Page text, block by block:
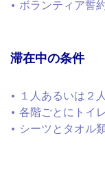
• ボランティア誓
滞在中の条件
• １人あるいは２
• 各階ごとにトイ
• シーツとタオル